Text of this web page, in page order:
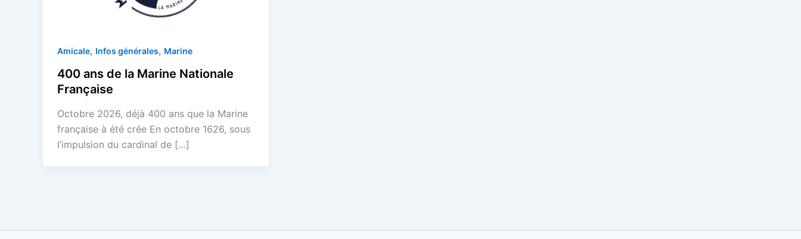
Amicale, Infos générales, Marine
400 ans de la Marine Nationale
Française
Octobre 2026, déjà 400 ans que la Marine
française à été crée En octobre 1626, sous
l’impulsion du cardinal de […]